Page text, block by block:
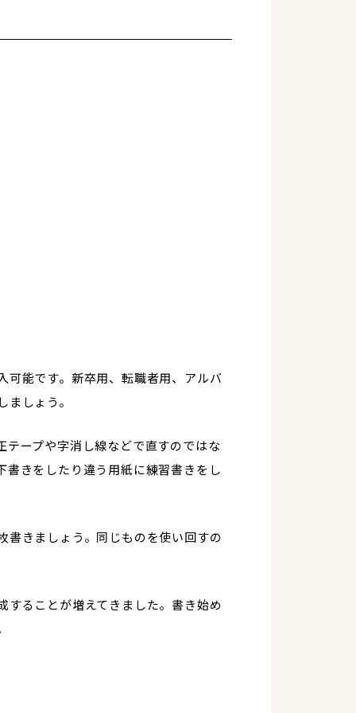
可能です。新卒用、転職者用、アルバ
しょう。
ープや字消し線などで直すのではな
きをしたり違う用紙に練習書きをし
書きましょう。同じものを使い回すの
することが増えてきました。書き始め